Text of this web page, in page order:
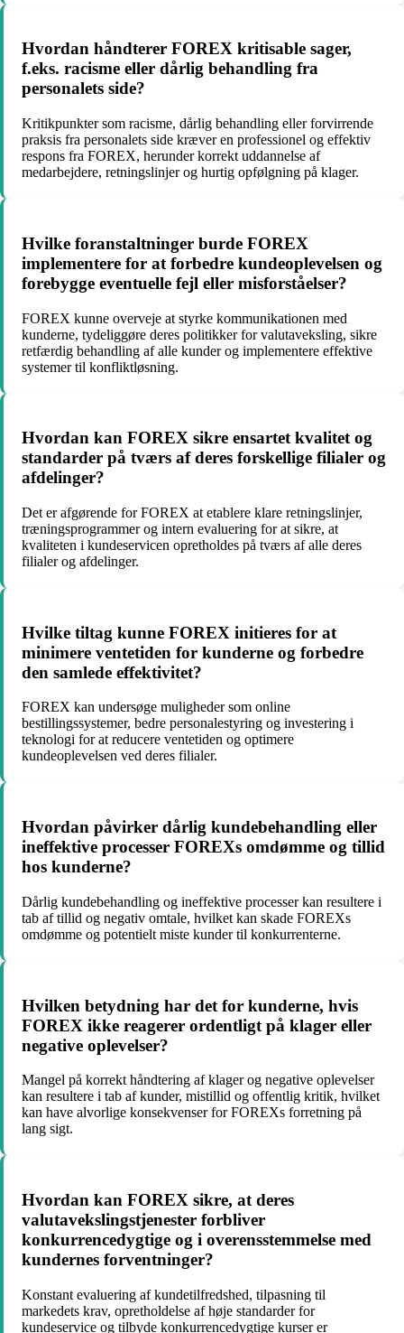
Hvordan håndterer FOREX kritisable sager,
f.eks. racisme eller dårlig behandling fra
personalets side?
Kritikpunkter som racisme, dårlig behandling eller forvirrende
praksis fra personalets side kræver en professionel og effektiv
respons fra FOREX, herunder korrekt uddannelse af
medarbejdere, retningslinjer og hurtig opfølgning på klager.
Hvilke foranstaltninger burde FOREX
implementere for at forbedre kundeoplevelsen og
forebygge eventuelle fejl eller misforståelser?
FOREX kunne overveje at styrke kommunikationen med
kunderne, tydeliggøre deres politikker for valutaveksling, sikre
retfærdig behandling af alle kunder og implementere effektive
systemer til konfliktløsning.
Hvordan kan FOREX sikre ensartet kvalitet og
standarder på tværs af deres forskellige filialer og
afdelinger?
Det er afgørende for FOREX at etablere klare retningslinjer,
træningsprogrammer og intern evaluering for at sikre, at
kvaliteten i kundeservicen opretholdes på tværs af alle deres
filialer og afdelinger.
Hvilke tiltag kunne FOREX initieres for at
minimere ventetiden for kunderne og forbedre
den samlede effektivitet?
FOREX kan undersøge muligheder som online
bestillingssystemer, bedre personalestyring og investering i
teknologi for at reducere ventetiden og optimere
kundeoplevelsen ved deres filialer.
Hvordan påvirker dårlig kundebehandling eller
ineffektive processer FOREXs omdømme og tillid
hos kunderne?
Dårlig kundebehandling og ineffektive processer kan resultere i
tab af tillid og negativ omtale, hvilket kan skade FOREXs
omdømme og potentielt miste kunder til konkurrenterne.
Hvilken betydning har det for kunderne, hvis
FOREX ikke reagerer ordentligt på klager eller
negative oplevelser?
Mangel på korrekt håndtering af klager og negative oplevelser
kan resultere i tab af kunder, mistillid og offentlig kritik, hvilket
kan have alvorlige konsekvenser for FOREXs forretning på
lang sigt.
Hvordan kan FOREX sikre, at deres
valutavekslingstjenester forbliver
konkurrencedygtige og i overensstemmelse med
kundernes forventninger?
Konstant evaluering af kundetilfredshed, tilpasning til
markedets krav, opretholdelse af høje standarder for
kundeservice og tilbyde konkurrencedygtige kurser er